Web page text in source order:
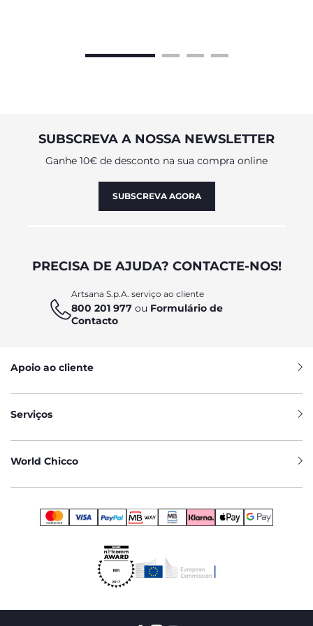
SUBSCREVA A NOSSA NEWSLETTER
Ganhe 10€ de desconto na sua compra online
SUBSCREVA AGORA
PRECISA DE AJUDA? CONTACTE-NOS!
Artsana S.p.A. serviço ao cliente
800 201 977 ou Formulário de
Contacto
Apoio ao cliente
Serviços
World Chicco